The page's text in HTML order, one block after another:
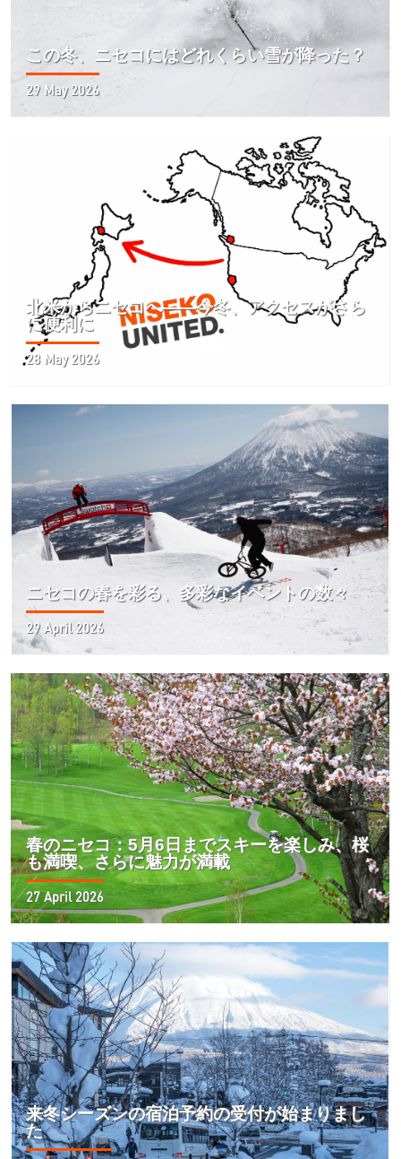
この冬、ニセコにはどれくらい雪が降った？
29 May 2026
北米からニセコへ――今冬、アクセスがさら
に便利に
28 May 2026
ニセコの春を彩る、多彩なイベントの数々
29 April 2026
春のニセコ：5月6日までスキーを楽しみ、桜
も満喫、さらに魅力が満載
27 April 2026
来冬シーズンの宿泊予約の受付が始まりまし
た